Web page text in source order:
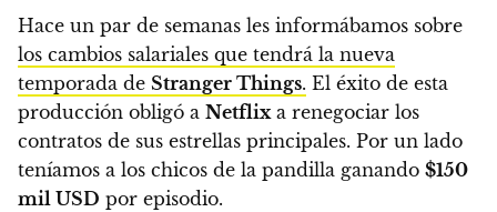
Hace un par de semanas les informábamos sobre
los cambios salariales que tendrá la nueva
temporada de Stranger Things. El éxito de esta
producción obligó a Netflixa renegociar los
contratos de sus estrellas principales. Por un lado
teníamos a los chicos de la pandilla ganando $150
mil USD por episodio.